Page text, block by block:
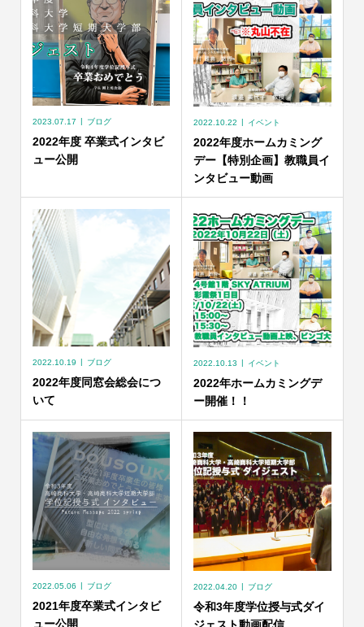
2023.07.17 ブログ
2022年度 卒業式インタビ
ュー公開
2022.10.22 イベント
2022年度ホームカミング
デー【特別企画】教職員イ
ンタビュー動画
2022.10.19 ブログ
2022年度同窓会総会につ
いて
2022.10.13 イベント
2022年ホームカミングデ
ー開催！！
2022.05.06 ブログ
2021年度卒業式インタビ
ュー公開
2022.04.20 ブログ
令和3年度学位授与式ダイ
ジェスト動画配信